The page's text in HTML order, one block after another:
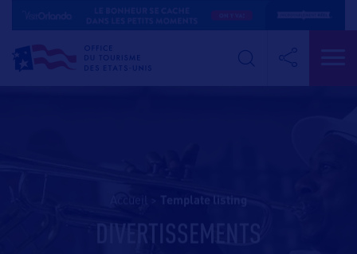
template listing
DIVERTISSEMENTS